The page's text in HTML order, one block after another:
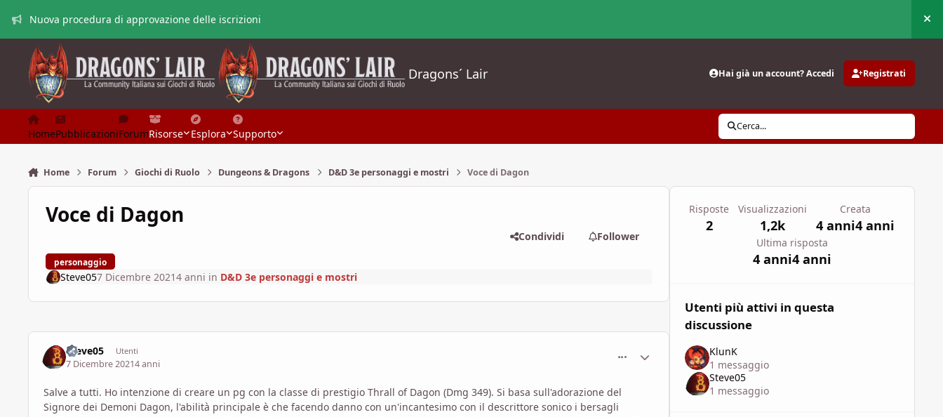
Nuova procedura di approvazione delle iscrizioni
Dragons´ Lair Hai già un account? Accedi Registrati
HomePubblicazioniForumRisorse Esplora Supporto
Cerca...
Home Forum Giochi di Ruolo Dungeons & Dragons D&D 3e personaggi e mostri Voce di Dagon
Voce di Dagon
personaggio
Condividi Follower
Steve057 Dicembre 20214 anni in D&D 3e personaggi e mostri
Steve05 Utenti
7 Dicembre 20214 anni
comment_1783081
Statistiche Autore
Salve a tutti. Ho intenzione di creare un pg con la classe di prestigio Thrall of Dagon (Dmg 349). Si basa sull'adorazione del
Signore dei Demoni Dagon, l'abilità principale è che facendo danno con un'incantesimo con il descrittore sonico i bersagli
Risposte
2
Visualizzazioni
1,2k
Creata
4 anni4 anni
Ultima risposta
4 anni4 anni
Utenti più attivi in questa
discussione
KlunK
1 messaggio
Steve05
1 messaggio